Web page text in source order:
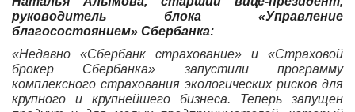
руководитель блока «Управление
благосостоянием» Сбербанка:
«Недавно «Сбербанк страхование» и «Страховой
брокер Сбербанка» запустили программу
комплексного страхования экологических рисков для
крупного и крупнейшего бизнеса. Теперь запущен